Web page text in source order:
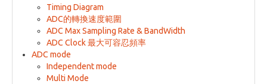
Timing Diagram
ADC的轉換速度範圍
ADC Max Sampling Rate & BandWidth
ADC Clock 最大可容忍頻率
ADC mode
Independent mode
Multi Mode